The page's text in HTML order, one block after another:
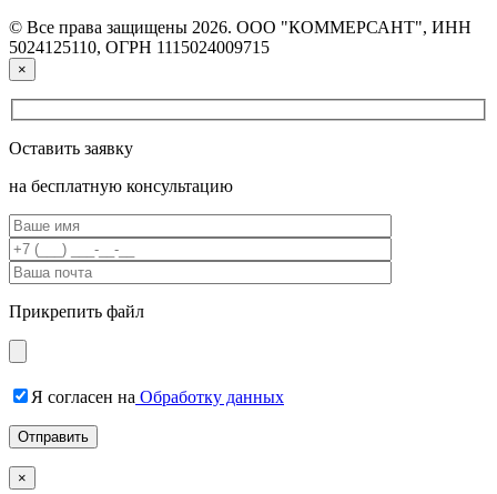
© Все права защищены 2026. ООО "КОММЕРСАНТ", ИНН
5024125110, ОГРН 1115024009715
×
Оставить заявку
на бесплатную консультацию
Прикрепить файл
Я согласен на Обработку данных
×